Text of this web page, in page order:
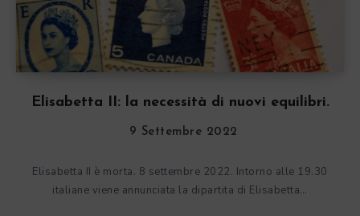
Elisabetta II: la necessità di nuovi equilibri.
9 Settembre 2022
Elisabetta II è morta. 8 settembre 2022. Intorno alle 19.30
italiane viene annunciata la dipartita di Elisabetta…